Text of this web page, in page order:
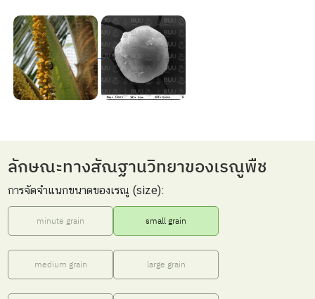
ลักษณะทางสัณฐานวิทยาของเรณูพืช
การจัดจำแนกขนาดของเรณู (size):
minute grain small grain
medium grain large grain